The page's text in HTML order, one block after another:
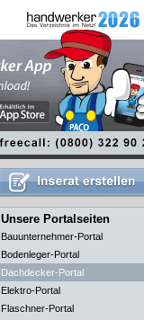
Unsere Portalseiten
Bauunternehmer-Portal
Bodenleger-Portal
Dachdecker-Portal
Elektro-Portal
Flaschner-Portal